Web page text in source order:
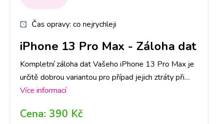
Čas opravy: co nejrychleji
iPhone 13 Pro Max - Záloha dat
Kompletní záloha dat Vašeho iPhone 13 Pro Max je
určitě dobrou variantou pro případ jejich ztráty při
přehrávání telefonu či aktualizaci softwaru. Vaše data
Vašeho přístroje. Časově záleží na objemu dat, který
Více informací
Cena: 390 Kč